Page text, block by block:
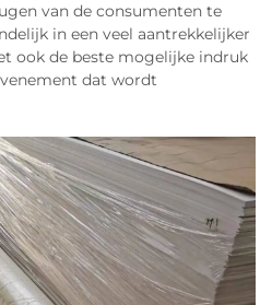
van de consumenten te
in een veel aantrekkelijker
ook de beste mogelijke indruk
dat wordt